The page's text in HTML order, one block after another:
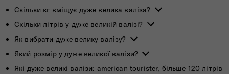
Скільки кг вміщує дуже велика валіза?
Скільки літрів у дуже великій валізі?
Як вибрати дуже велику валізу?
Який розмір у дуже великої валізи?
Які дуже великі валізи: american tourister, більше 120 літрів